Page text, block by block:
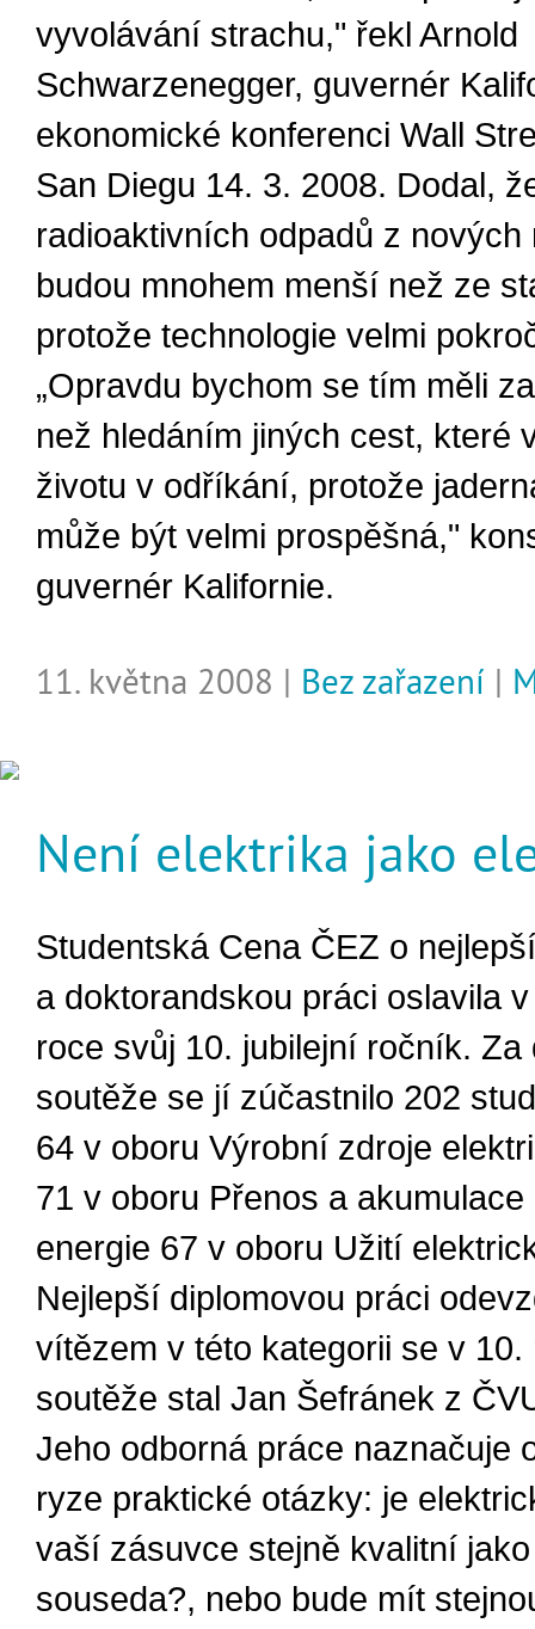
vyvolávání strachu," řekl Arnold
Schwarzenegger, guvernér
ekonomické konferenci Wall
San Diegu 14. 3. 2008. Dodal,
radioaktivních odpadů z nových
budou mnohem menší než ze
protože technologie velmi
„Opravdu bychom se tím měli
než hledáním jiných cest, které
životu v odříkání, protože
může být velmi prospěšná,"
guvernér Kalifornie.
11. května 2008 | Bez zařazení |
Není elektrika jako
Studentská Cena ČEZ o
a doktorandskou práci oslavila
roce svůj 10. jubilejní ročník. Za
soutěže se jí zúčastnilo 202
64 v oboru Výrobní zdroje
71 v oboru Přenos a
energie 67 v oboru Užití
Nejlepší diplomovou práci
vítězem v této kategorii se v 10.
soutěže stal Jan Šefránek z
Jeho odborná práce naznačuje
ryze praktické otázky: je
vaší zásuvce stejně kvalitní
souseda?, nebo bude mít